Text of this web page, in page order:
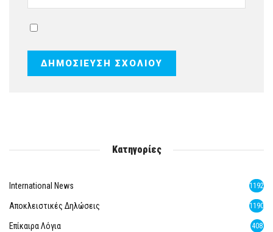
Κατηγορίες
International News 1192
Αποκλειστικές Δηλώσεις 1190
Επίκαιρα Λόγια 408